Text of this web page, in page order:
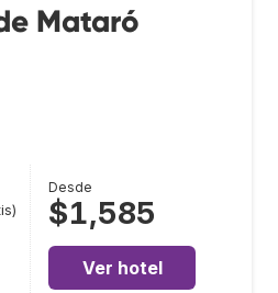
Mataró
Desde
$1,585
Ver hotel